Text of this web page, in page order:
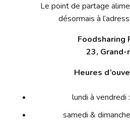
Le point de partage
désormais à
Foodsharing
23, Grand-
Heures
lundi à vendredi
samedi &